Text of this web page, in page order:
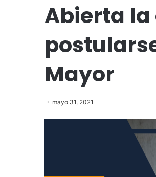
Abierta
Mayor
mayo 31, 2021